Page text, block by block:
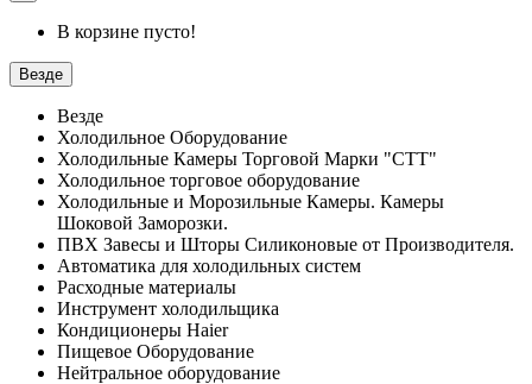
В корзине пусто!
Везде
Везде
Холодильное Оборудование
Холодильные Камеры Торговой Марки "СТТ"
Холодильное торговое оборудование
Холодильные и Морозильные Камеры. Камеры
Шоковой Заморозки.
ПВХ Завесы и Шторы Силиконовые от Производителя.
Автоматика для холодильных систем
Расходные материалы
Инструмент холодильщика
Кондиционеры Haier
Пищевое Оборудование
Нейтральное оборудование